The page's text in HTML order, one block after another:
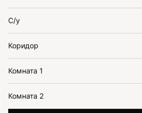
С/у
Коридор
Комната 1
Комната 2